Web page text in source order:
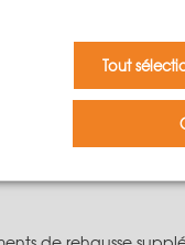
Tout